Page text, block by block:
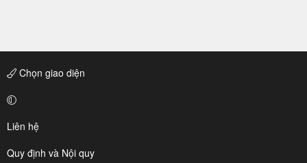
Chọn giao diện
Liên hệ
Quy định và Nội quy